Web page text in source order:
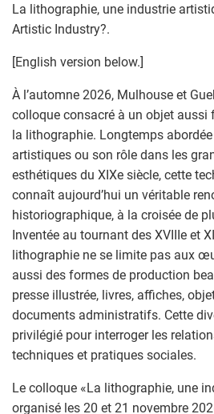
La lithographie, une industrie
Artistic Industry?.
[English version below.]
À l’automne 2026, Mulhouse et
colloque consacré à un objet aussi
la lithographie. Longtemps
artistiques ou son rôle dans les
esthétiques du XIXe siècle, cette
connaît aujourd’hui un véritable
historiographique, à la croisée de
Inventée au tournant des XVIIIe et
lithographie ne se limite pas aux
aussi des formes de production
presse illustrée, livres, affiches,
documents administratifs. Cette
privilégié pour interroger les
techniques et pratiques sociales.
Le colloque «La lithographie, une
organisé les 20 et 21 novembre